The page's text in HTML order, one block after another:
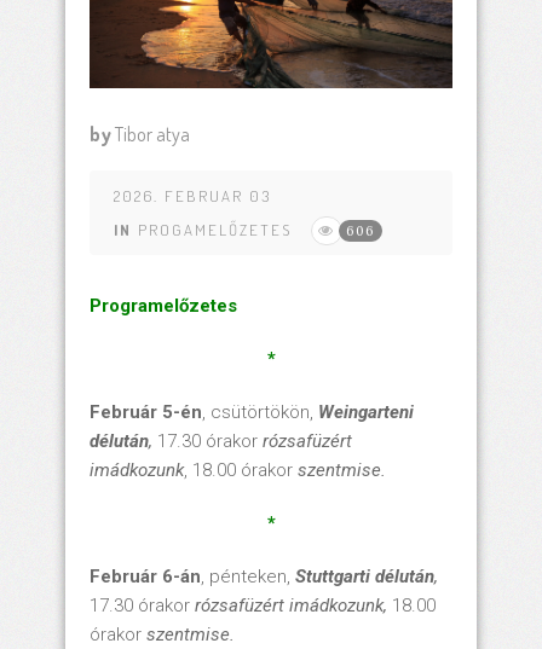
byTibor atya
2026. FEBRUAR 03
IN PROGAMELŐZETES 606
Programelőzetes
*
Február 5-én, csütörtökön, Weingarteni
délután, 17.30 órakor rózsafüzért
imádkozunk, 18.00 órakor szentmise.
*
Február 6-án, pénteken, Stuttgarti délután,
17.30 órakor rózsafüzért imádkozunk, 18.00
órakor szentmise.